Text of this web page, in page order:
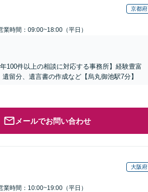
京都府
業時間：09:00~18:00（平日）
100件以上の相談に対応する事務所】経験豊富
留分、遺言書の作成など【烏丸御池駅7分】
メールでお問い合わせ
大阪府
業時間：10:00~19:00（平日）